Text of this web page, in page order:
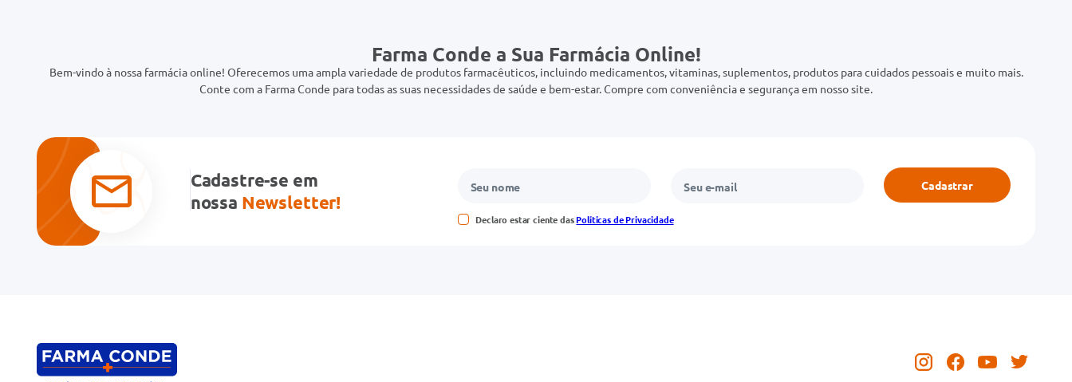
Farma Conde a Sua Farmácia Online!
Bem-vindo à nossa farmácia online! Oferecemos uma ampla variedade de produtos farmacêuticos, incluindo medicamentos, vitaminas, suplementos, produtos para cuidados pessoais e muito mais.
Conte com a Farma Conde para todas as suas necessidades de saúde e bem-estar. Compre com conveniência e segurança em nosso site.
Cadastre-se em
nossa Newsletter!
Declaro estar ciente dasPolíticas de Privacidade
Cadastrar